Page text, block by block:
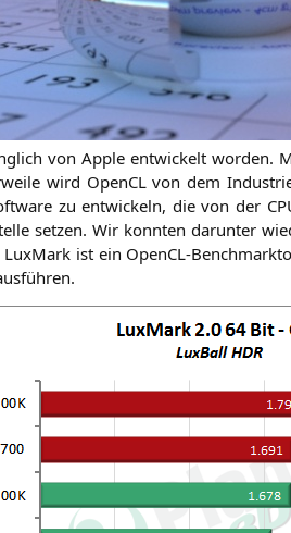
von Apple ent­wi­ckelt wor­den.
wird Open­CL von dem
zu ent­wi­ckeln, die von der
set­zen. Wir konn­ten dar­un­ter
ist ein Open­CL-